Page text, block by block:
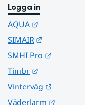
Logga in
AQUA
SIMAIR
SMHI Pro
Timbr
Vinterväg
Väderlarm